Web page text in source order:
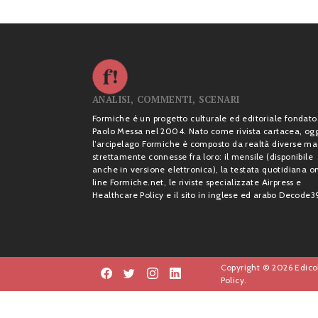
ANALISI, COMMENTI, SCENARI
Formiche è un progetto culturale ed editoriale fondato
Paolo Messa nel 2004. Nato come rivista cartacea,
l’arcipelago Formiche è composto da realtà diverse ma
strettamente connesse fra loro: il mensile (disponibile
anche in versione elettronica), la testata quotidiana
line Formiche.net, le riviste specializzate Airpress e
Healthcare Policy e il sito in inglese ed arabo
Copyright © 2026
Policy.